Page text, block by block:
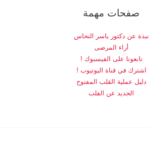
صفحات مهمة
نبذة عن دكتور ياسر النحاس
أراء المرضى
تابعونا على الفيسبوك !
اشترك في قناة اليوتيوب !
دليل عملية القلب المفتوح
الجديد عن القلب